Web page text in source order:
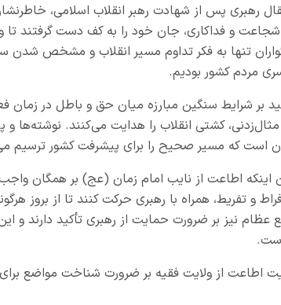
رهبری پس از شهادت رهبر انقلاب اسلامی،
و فداکاری، جان خود را به کف دست گرفتند تا
تنها به فکر تداوم مسیر انقلاب و مشخص شدن
مردم کشور بودیم.
بر شرایط سنگین مبارزه میان حق و باطل در زمان
کشتی انقلاب را هدایت می‌کنند. نوشته‌ها
است که مسیر صحیح را برای پیشرفت کشور ترسیم
اینکه اطاعت از نایب امام زمان (عج) بر همگان
و تفریط، همراه با رهبری حرکت کنند تا از بروز
عظام نیز بر ضرورت حمایت از رهبری تأکید دارند و
اطاعت از ولایت فقیه بر ضرورت شناخت مواضع